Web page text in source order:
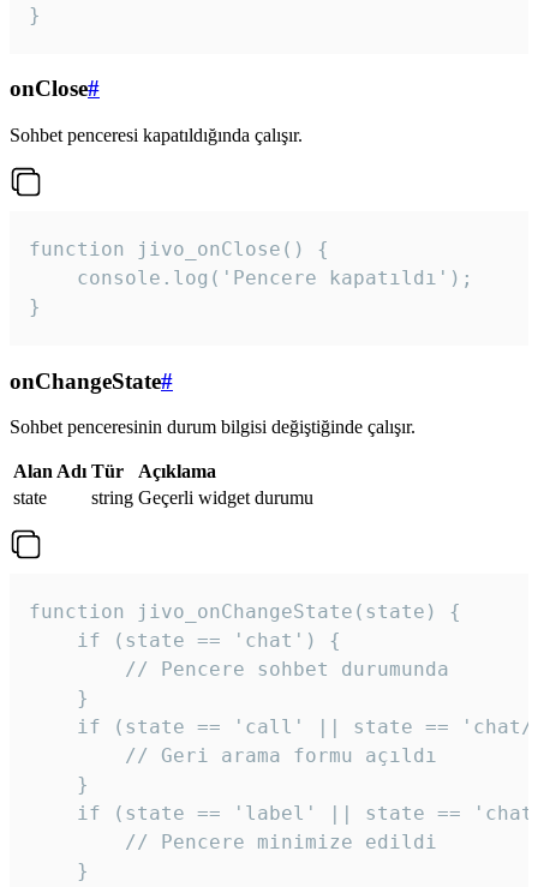
}
onClose#
Sohbet penceresi kapatıldığında çalışır.
function jivo_onClose() {
    console.log('Pencere kapatıldı');
}
onChangeState#
Sohbet penceresinin durum bilgisi değiştiğinde çalışır.
Alan Adı Tür
Açıklama
state
string Geçerli widget durumu
function jivo_onChangeState(state) {
    if (state == 'chat') {
        // Pencere sohbet durumunda
    }
if (state == 'call' || state ==
        // Geri arama formu açıldı
    }
if (state == 'label' || state ==
        // Pencere minimize edildi
    }